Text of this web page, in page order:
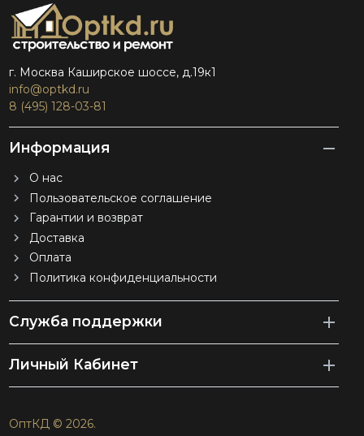
г. Москва Каширское шоссе, д.19к1
info@optkd.ru
8 (495) 128-03-81
Информация
О нас
Пользовательское соглашение
Гарантии и возврат
Доставка
Оплата
Политика конфиденциальности
Служба поддержки
Личный Кабинет
ОптКД © 2026.